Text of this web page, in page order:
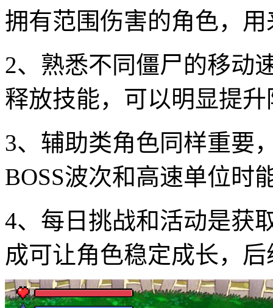
拥有范围伤害的角色，
2、熟悉不同僵尸的移动
释放技能，可以明显提
3、辅助类角色同样重要
BOSS波次和高速单位时
4、每日挑战和活动是获
成可让角色稳定成长，